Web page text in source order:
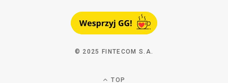
© 2025 FINTECOM S.A.
TOP